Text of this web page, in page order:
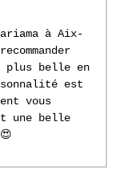
à Aix-
plus belle en
est
vous
une belle